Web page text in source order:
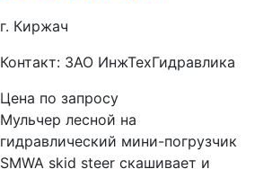
г. Киржач
Контакт: ЗАО ИнжТехГидравлика
Цена по запросу
Мульчер лесной на
гидравлический мини-погрузчик
SMWA skid steer скашивает и